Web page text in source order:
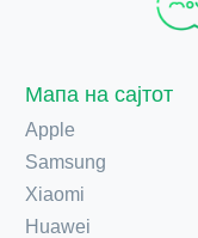
Мапа на сајтот
Apple
Samsung
Xiaomi
Huawei